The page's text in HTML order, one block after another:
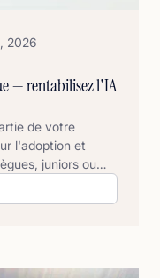
2026
— rentabilisez l'IA
de votre
l'adoption et
juniors ou